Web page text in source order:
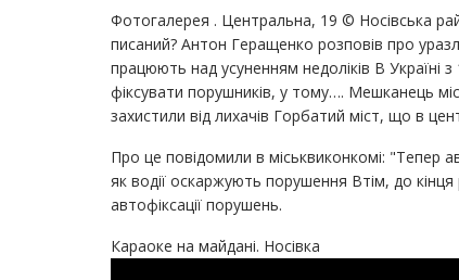
Фотогалерея . Центральна, 19 © Носівська
писаний? Антон Геращенко розповів про
працюють над усуненням недоліків В Україні
фіксувати порушників, у тому…. Мешканець
захистили від лихачів Горбатий міст, що в
Про це повідомили в міськвиконкомі: "Тепер
як водії оскаржують порушення Втім, до кінця
автофіксації порушень.
Караоке на майдані. Носівка